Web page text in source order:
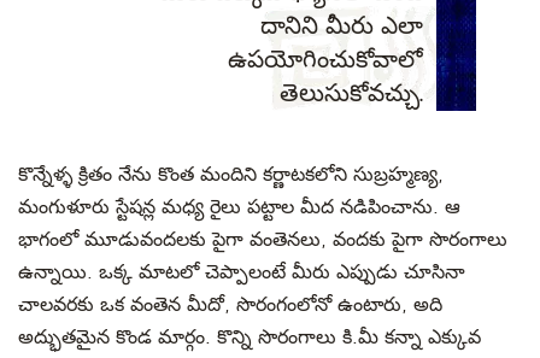
దానిని మీరు ఎలా
ఉపయోగించుకోవాలో
తెలుసుకోవచ్చు.
కొన్నేళ్ళ క్రితం నేను కొంత మందిని కర్ణాటకలోని సుబ్రహ్మణ్య,
మంగుళూరు స్టేషన్ల మధ్య రైలు పట్టాల మీద నడిపించాను. ఆ
భాగంలో మూడువందలకు పైగా వంతెనలు, వందకు పైగా సొరంగాలు
ఉన్నాయి. ఒక్క మాటలో చెప్పాలంటే మీరు ఎప్పుడు చూసినా
చాలవరకు ఒక వంతెన మీదో, సొరంగంలోనో ఉంటారు, అది
అద్భుతమైన కొండ మార్గం. కొన్ని సొరంగాలు కి.మీ కన్నా ఎక్కువ